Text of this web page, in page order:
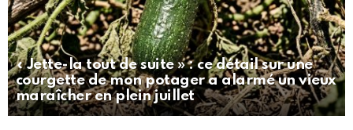
« Jette-la tout de suite » : ce détail sur une
courgette de mon potager a alarmé un vieux
maraîcher en plein juillet